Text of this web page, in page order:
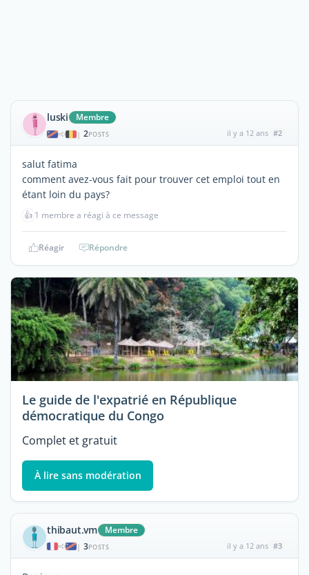
luski Membre
| 2POSTS il y a 12 ans #2
salut fatima
comment avez-vous fait pour trouver cet emploi tout en
étant loin du pays?
👍 1 membre a réagi à ce message
Réagir Répondre
Le guide de l'expatrié en République
démocratique du Congo
Complet et gratuit
À lire sans modération
thibaut.vm Membre
| 3POSTS il y a 12 ans #3